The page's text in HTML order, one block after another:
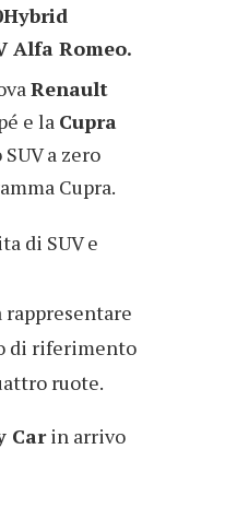
Alfa Romeo.
Renault
e la Cupra
a zero
Cupra.
di SUV e
di riferimento
ruote.
Carin arrivo